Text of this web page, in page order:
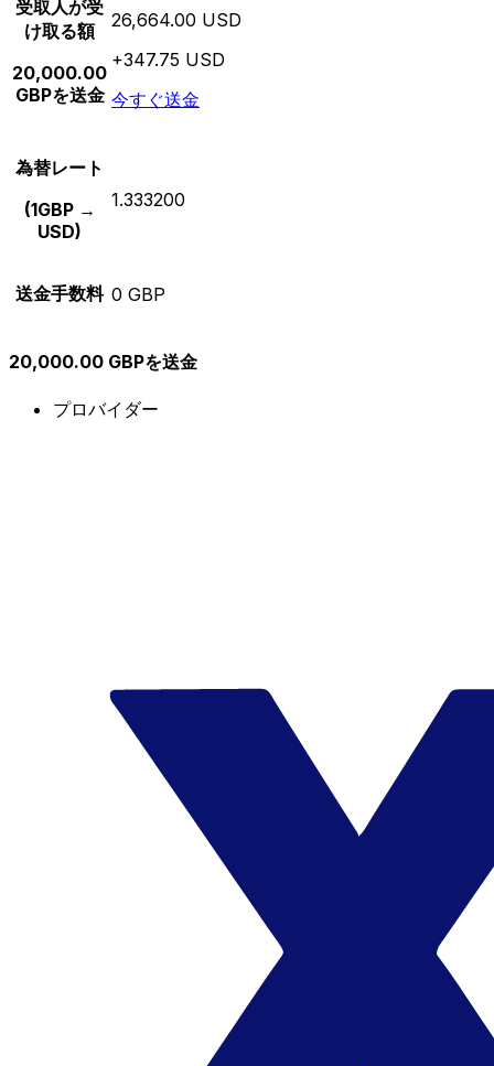
受取人が受
け取る額
20,000.00
GBPを送金
26,664.00 USD
+347.75 USD
今すぐ送金
為替レート
(1GBP →
USD)
1.333200
送金手数料 0 GBP
20,000.00 GBPを送金
プロバイダー